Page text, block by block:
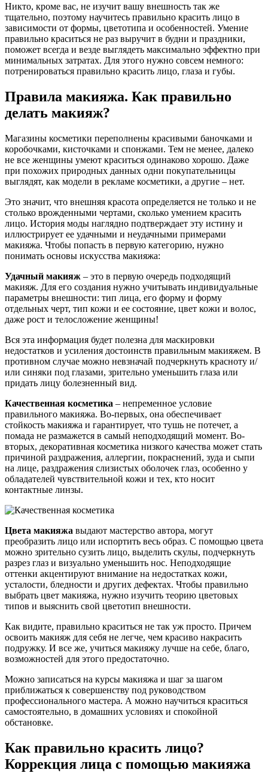
Никто, кроме вас, не изучит вашу внешность так же
тщательно, поэтому научитесь правильно красить лицо в
зависимости от формы, цветотипа и особенностей. Умение
правильно краситься не раз выручит в будни и праздники,
поможет всегда и везде выглядеть максимально эффектно при
минимальных затратах. Для этого нужно совсем немного:
потренироваться правильно красить лицо, глаза и губы.
Правила макияжа. Как правильно
делать макияж?
Магазины косметики переполнены красивыми баночками и
коробочками, кисточками и спонжами. Тем не менее, далеко
не все женщины умеют краситься одинаково хорошо. Даже
при похожих природных данных одни покупательницы
выглядят, как модели в рекламе косметики, а другие – нет.
Это значит, что внешняя красота определяется не только и не
столько врожденными чертами, сколько умением красить
лицо. История моды наглядно подтверждает эту истину и
иллюстрирует ее удачными и неудачными примерами
макияжа. Чтобы попасть в первую категорию, нужно
понимать основы искусства макияжа:
Удачный макияж – это в первую очередь подходящий
макияж. Для его создания нужно учитывать индивидуальные
параметры внешности: тип лица, его форму и форму
отдельных черт, тип кожи и ее состояние, цвет кожи и волос,
даже рост и телосложение женщины!
Вся эта информация будет полезна для маскировки
недостатков и усиления достоинств правильным макияжем. В
противном случае можно невзначай подчеркнуть красноту и/
или синяки под глазами, зрительно уменьшить глаза или
придать лицу болезненный вид.
Качественная косметика – непременное условие
правильного макияжа. Во-первых, она обеспечивает
стойкость макияжа и гарантирует, что тушь не потечет, а
помада не размажется в самый неподходящий момент. Во-
вторых, декоративная косметика низкого качества может стать
причиной раздражения, аллергии, покраснений, зуда и сыпи
на лице, раздражения слизистых оболочек глаз, особенно у
обладателей чувствительной кожи и тех, кто носит
контактные линзы.
Цвета макияжа выдают мастерство автора, могут
преобразить лицо или испортить весь образ. С помощью цвета
можно зрительно сузить лицо, выделить скулы, подчеркнуть
разрез глаз и визуально уменьшить нос. Неподходящие
оттенки акцентируют внимание на недостатках кожи,
усталости, бледности и других дефектах. Чтобы правильно
выбрать цвет макияжа, нужно изучить теорию цветовых
типов и выяснить свой цветотип внешности.
Как видите, правильно краситься не так уж просто. Причем
освоить макияж для себя не легче, чем красиво накрасить
подружку. И все же, учиться макияжу лучше на себе, благо,
возможностей для этого предостаточно.
Можно записаться на курсы макияжа и шаг за шагом
приближаться к совершенству под руководством
профессионального мастера. А можно научиться краситься
самостоятельно, в домашних условиях и спокойной
обстановке.
Как правильно красить лицо?
Коррекция лица с помощью макияжа